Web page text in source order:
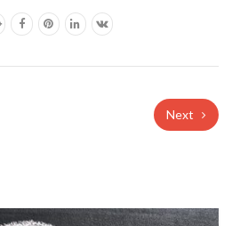
Next